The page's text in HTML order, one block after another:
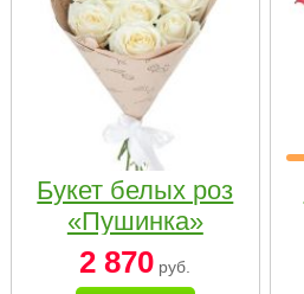
Букет белых роз
«Пушинка»
2 870 руб.